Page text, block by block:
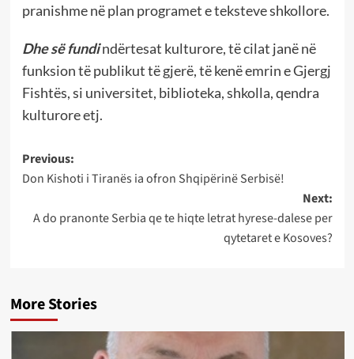
pranishme në plan programet e teksteve shkollore.
Dhe së fundindërtesat kulturore, të cilat janë në
funksion të publikut të gjerë, të kenë emrin e Gjergj
Fishtës, si universitet, biblioteka, shkolla, qendra
kulturore etj.
Post
navigation
Previous:
Don Kishoti i Tiranës ia ofron Shqipërinë Serbisë!
Next:
A do pranonte Serbia qe te hiqte letrat hyrese-dalese per
qytetaret e Kosoves?
More Stories